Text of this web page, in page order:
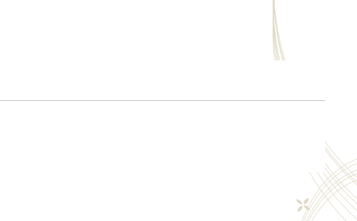
ズ 七味唐辛子味75g×1